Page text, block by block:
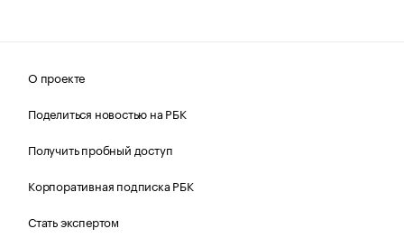
О проекте
Поделиться новостью на РБК
Получить пробный доступ
Корпоративная подписка РБК
Стать экспертом